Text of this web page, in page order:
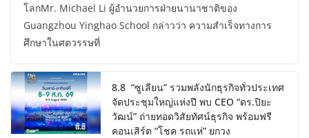
โลกMr. Michael Li ผู้อำนวยการฝ่ายนานาชาติของ
Guangzhou Yinghao School กล่าวว่า ความสำเร็จทางการ
ศึกษาในศตวรรษที่
8.8 “ซูเลียน” รวมพลังนักธุรกิจทั่วประเทศ
จัดประชุมใหญ่แห่งปี พบ CEO “ดร.ปิยะ
วัฒน์” ถ่ายทอดวิสัยทัศน์ธุรกิจ พร้อมฟรี
คอนเสิร์ต “โชค รถแห่” ยกวง